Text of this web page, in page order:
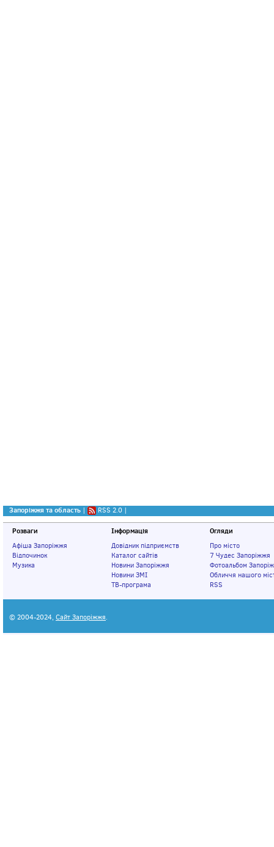
Запоріжжя та область | RSS 2.0 |
Розваги
Афіша Запоріжжя
Відпочинок
Музика
Інформація
Довідник підприємств
Каталог сайтів
Новини Запоріжжя
Новини ЗМІ
ТВ-програма
Огляди
Про місто
7 Чудес Запоріжжя
Фотоальбом
Обличчя нашого
RSS
© 2004-2024, Сайт Запоріжжя.